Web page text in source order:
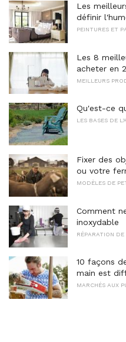
Les
définir
PEINTURES ET
Les 8
acheter en
MEILLEURS
Qu'est-ce
LES BASES DE
Fixer des
ou votre
MODÈLES DE
Comment
inoxydable
RÉPARATION DE
10 façons
main est
MARCHÉS AUX